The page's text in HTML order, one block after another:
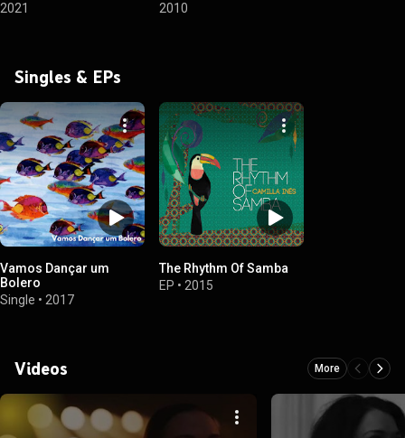
2021
2010
Singles & EPs
Vamos Dançar um
Bolero
Single • 2017
The Rhythm Of Samba
EP • 2015
Videos More